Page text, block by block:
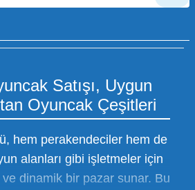
Satışı, Uygun
Oyuncak Çeşitleri
hem perakendeciler hem de
alanları gibi işletmeler için
ve dinamik bir pazar sunar. Bu